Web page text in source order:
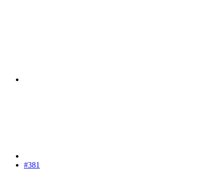
#381